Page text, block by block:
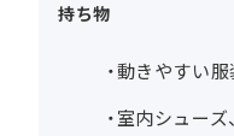
持ち物
・動きやすい服
・室内シューズ、